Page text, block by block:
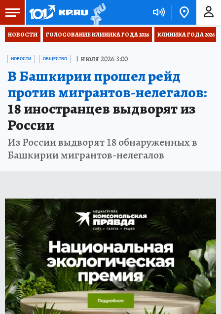
НОВОСТИ ГОЛОСОВАНИЕ КЛИНИКА ГОДА 2026 КЛИНИКА ГОДА 2026
НОВОСТИ ОБЩЕСТВО 1 июля 2026 3:00
В Башкирии прошел рейд
против мигрантов-нелегалов:
18 иностранцев выдворят из
России
Из России выдворят 18 обнаруженных в
Башкирии мигрантов-нелегалов